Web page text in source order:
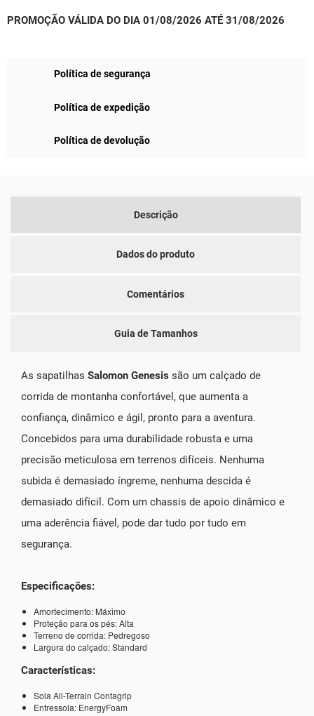
PROMOÇÃO VÁLIDA DO DIA 01/08/2026 ATÉ 31/08/2026
Política de segurança
Política de expedição
Política de devolução
Descrição
Dados do produto
Comentários
Guia de Tamanhos
As sapatilhas Salomon Genesis são um calçado de
corrida de montanha confortável, que aumenta a
confiança, dinâmico e ágil, pronto para a aventura.
Concebidos para uma durabilidade robusta e uma
precisão meticulosa em terrenos difíceis. Nenhuma
subida é demasiado íngreme, nenhuma descida é
demasiado difícil. Com um chassis de apoio dinâmico e
uma aderência fiável, pode dar tudo por tudo em
segurança.
Especificações:
Amortecimento: Máximo
Proteção para os pés: Alta
Terreno de corrida: Pedregoso
Largura do calçado: Standard
Características:
Sola All-Terrain Contagrip
Entressola: EnergyFoam